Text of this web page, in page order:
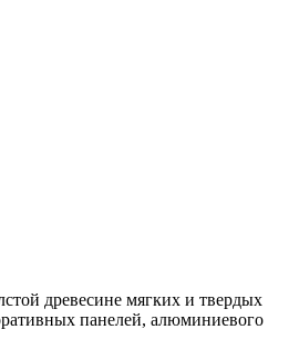
древесине мягких и твердых
панелей, алюминиевого